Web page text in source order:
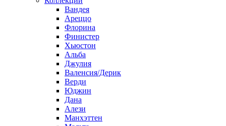
Вандея
Ареццо
Флорина
Финистер
Хьюстон
Альба
Джулия
Валенсия/Дерик
Верди
Юджин
Дана
Алези
Манхэттен